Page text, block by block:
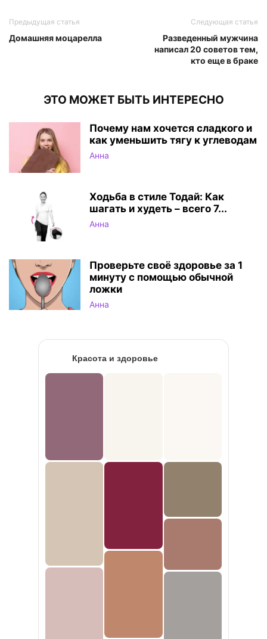
Предыдущая статья
Домашняя моцарелла
Следующая статья
Разведенный мужчина
написал 20 советов тем,
кто еще в браке
ЭТО МОЖЕТ БЫТЬ ИНТЕРЕСНО
Почему нам хочется сладкого и
как уменьшить тягу к углеводам
Анна
Ходьба в стиле Тодай: Как
шагать и худеть – всего 7...
Анна
Проверьте своё здоровье за 1
минуту с помощью обычной
ложки
Анна
Красота и здоровье